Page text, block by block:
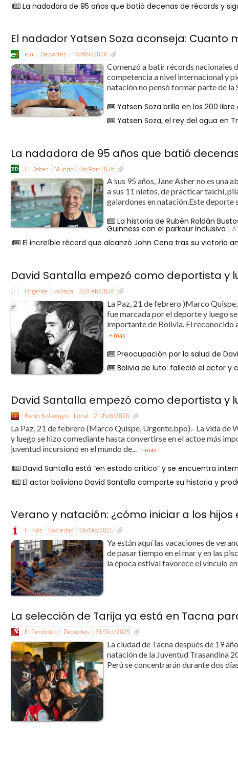
La nadadora de 95 años que batió decenas de récords y
El nadador Yatsen Soza aconseja: Cuanto
eju! Deportes 14/Abr/2026
Comenzó a batir récords nacionales
competencia a nivel internacional y
natación no pensó formar parte de la
Yatsen Soza brilla en los 200
Yatsen Soza, el rey del agua en
La nadadora de 95 años que batió
El Deber Mundo 06/Abr/2026
A sus 95 años, Jane Asher no es una
a sus 11 nietos, de practicar taichi,
galardones en natación.Este deporte
La historia de Rubén Roldán
Guinness con el parkour inclusivo |
El increíble récord que alcanzó John Cena tras su victoria
David Santalla empezó como deportista y
Urgente Política 22/Feb/2026
La Paz, 21 de febrero )Marco
fue marcada por el deporte y luego
importante de Bolivia. El reconocido
+ más
Preocupación por la salud de
Bolivia de luto: falleció el actor y
David Santalla empezó como deportista y
Radio Kollasuyo Local 21/Feb/2026
La Paz, 21 de febrero (Marco Quispe, Urgente.bpo).- La vida
y luego se hizo comediante hasta convertirse en el actoe más
juventud incursionó en el mundo de... + más
David Santalla está “en estado crítico” y se encuentra
El actor boliviano David Santalla comparte su historia y
Verano y natación: ¿cómo iniciar a los
El País Sociedad 06/Dic/2025
Ya están aquí las vacaciones de
de pasar tiempo en el mar y en las
la época estival favorece el vínculo
La selección de Tarija ya está en Tacna
El Periódico Deportes 31/Oct/2025
La ciudad de Tacna después de 19
natación de la Juventud Trasandina
Perú se concentrarán durante dos